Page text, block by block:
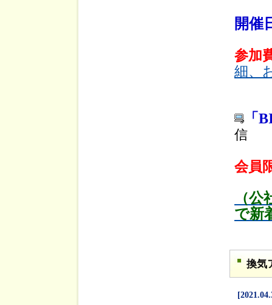
開催
参加
細、
「
信
会員
（
で新
換気